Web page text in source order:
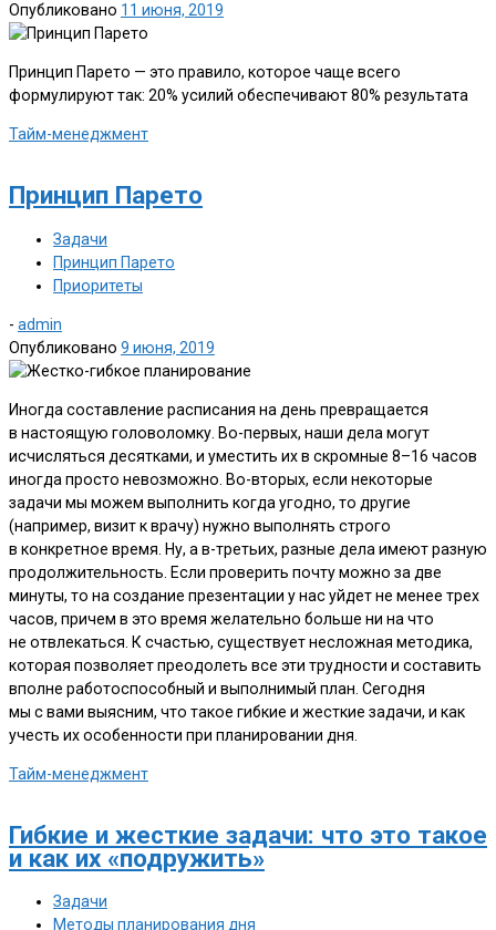
Опубликовано 11 июня, 2019
Принцип Парето — это правило, которое чаще всего
формулируют так: 20% усилий обеспечивают 80% результата
Тайм-менеджмент
Принцип Парето
Задачи
Принцип Парето
Приоритеты
- admin
Опубликовано 9 июня, 2019
Иногда составление расписания на день превращается
в настоящую головоломку. Во-первых, наши дела могут
исчисляться десятками, и уместить их в скромные 8–16 часов
иногда просто невозможно. Во-вторых, если некоторые
задачи мы можем выполнить когда угодно, то другие
(например, визит к врачу) нужно выполнять строго
в конкретное время. Ну, а в-третьих, разные дела имеют разную
продолжительность. Если проверить почту можно за две
минуты, то на создание презентации у нас уйдет не менее трех
часов, причем в это время желательно больше ни на что
не отвлекаться. К счастью, существует несложная методика,
которая позволяет преодолеть все эти трудности и составить
вполне работоспособный и выполнимый план. Сегодня
мы с вами выясним, что такое гибкие и жесткие задачи, и как
учесть их особенности при планировании дня.
Тайм-менеджмент
Гибкие и жесткие задачи: что это такое
и как их «подружить»
Задачи
Методы планирования дня